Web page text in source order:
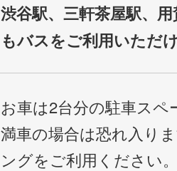
渋谷駅、三軒茶屋駅、
もバスをご利用いただ
お車は2台分の駐車ス
満車の場合は恐れ入り
ングをご利用ください